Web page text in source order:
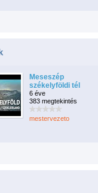
Meseszép
székelyföldi tél
6 éve
383 megtekintés
mestervezeto